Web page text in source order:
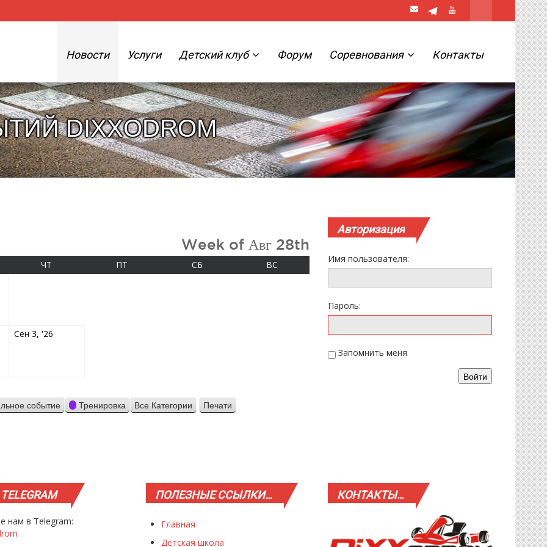
Новости Услуги Детский клуб Форум Соревнования Контакты
DIXXODROM
Week of Авг 28th
ЧТ ПТ СБСУББОТА ВС ВОСКРЕСЕНЬЕ
Сен 3, '26
событие Тренировка Все Категории Просмотр
Печати
Авторизация
Имя пользователя:
Пароль:
Запомнить меня
Войти
нам в Telegram:
ПОЛЕЗНЫЕССЫЛКИ…
Главная
Детская школа
КОНТАКТЫ…